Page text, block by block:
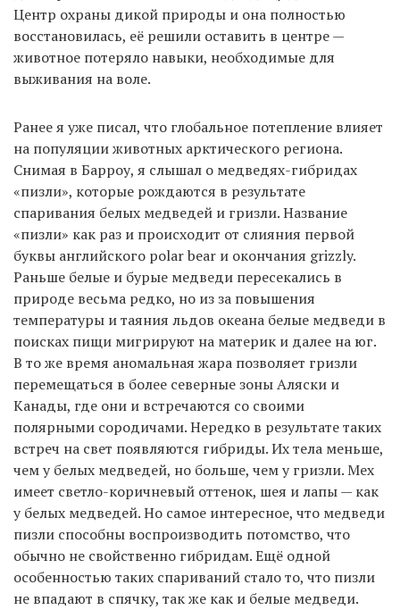
Центр охраны дикой природы и она полностью
восстановилась, её решили оставить в центре —
животное потеряло навыки, необходимые для
выживания на воле.
Ранее я уже писал, что глобальное потепление влияет
на популяции животных арктического региона.
Снимая в Барроу, я слышал о медведях-гибридах
«пизли», которые рождаются в результате
спаривания белых медведей и гризли. Название
«пизли» как раз и происходит от слияния первой
буквы английского polar bear и окончания grizzly.
Раньше белые и бурые медведи пересекались в
природе весьма редко, но из за повышения
температуры и таяния льдов океана белые медведи в
поисках пищи мигрируют на материк и далее на юг.
В то же время аномальная жара позволяет гризли
перемещаться в более северные зоны Аляски и
Канады, где они и встречаются со своими
полярными сородичами. Нередко в результате таких
встреч на свет появляются гибриды. Их тела меньше,
чем у белых медведей, но больше, чем у гризли. Мех
имеет светло-коричневый оттенок, шея и лапы — как
у белых медведей. Но самое интересное, что медведи
пизли способны воспроизводить потомство, что
обычно не свойственно гибридам. Ещё одной
особенностью таких спариваний стало то, что пизли
не впадают в спячку, так же как и белые медведи.